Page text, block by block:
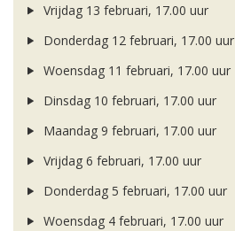
Vrijdag 13 februari, 17.00 uur
Donderdag 12 februari, 17.00 uur
Woensdag 11 februari, 17.00 uur
Dinsdag 10 februari, 17.00 uur
Maandag 9 februari, 17.00 uur
Vrijdag 6 februari, 17.00 uur
Donderdag 5 februari, 17.00 uur
Woensdag 4 februari, 17.00 uur